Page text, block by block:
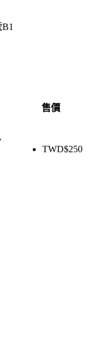
售價
TWD$250